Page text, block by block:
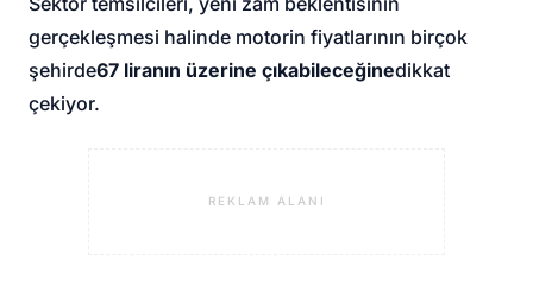
gerçekleşmesi halinde motorin fiyatlarının birçok
şehirde67 liranın üzerine çıkabileceğinedikkat
çekiyor.
REKLAM ALANI